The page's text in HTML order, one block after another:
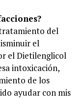
del
el
el Dietilenglicol
intoxicación,
de los
ayudar con mis